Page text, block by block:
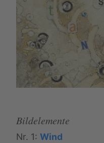
Bildelemente
Nr. 1: Wind